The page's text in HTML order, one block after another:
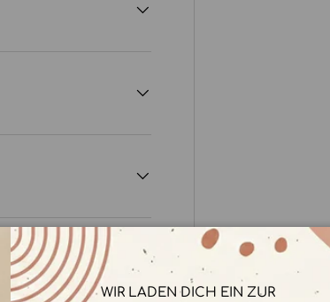
WIR LADEN DICH EIN ZUR